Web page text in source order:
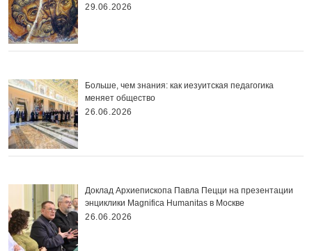
29.06.2026
Больше, чем знания: как иезуитская педагогика
меняет общество
26.06.2026
Доклад Архиепископа Павла Пецци на презентации
энциклики Magnifica Нumanitas в Москве
26.06.2026